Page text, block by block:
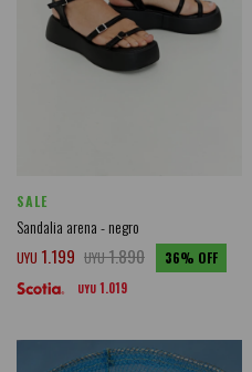
SALE
Sandalia arena - negro
UYU 1.199 UYU1.890 36
UYU 1.019